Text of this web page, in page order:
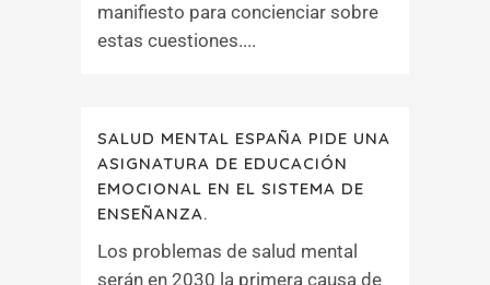
manifiesto para concienciar sobre
estas cuestiones....
SALUD MENTAL ESPAÑA PIDE UNA
ASIGNATURA DE EDUCACIÓN
EMOCIONAL EN EL SISTEMA DE
ENSEÑANZA.
Los problemas de salud mental
serán en 2030 la primera causa de